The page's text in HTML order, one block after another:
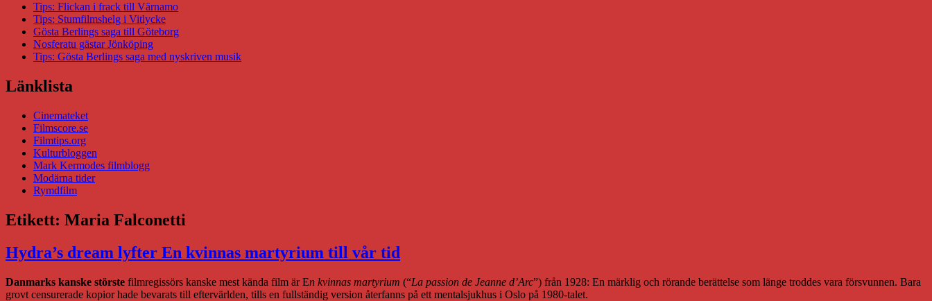
Tips: Flickan i frack till Värnamo
Tips: Stumfilmshelg i Vitlycke
Gösta Berlings saga till Göteborg
Nosferatu gästar Jönköping
Tips: Gösta Berlings saga med nyskriven musik
Länklista
Cinemateket
Filmscore.se
Filmtips.org
Kulturbloggen
Mark Kermodes filmblogg
Modärna tider
Rymdfilm
Etikett: Maria Falconetti
Hydra’s dream lyfter En kvinnas martyrium till vår tid
Danmarks kanske störste filmregissörs kanske mest kända film är En kvinnas martyrium (“La passion de Jeanne d’Arc”) från 1928: En märklig och rörande berättelse som länge troddes vara försvunnen. Bara
grovt censurerade kopior hade bevarats till eftervärlden, tills en fullständig version återfanns på ett mentalsjukhus i Oslo på 1980-talet.